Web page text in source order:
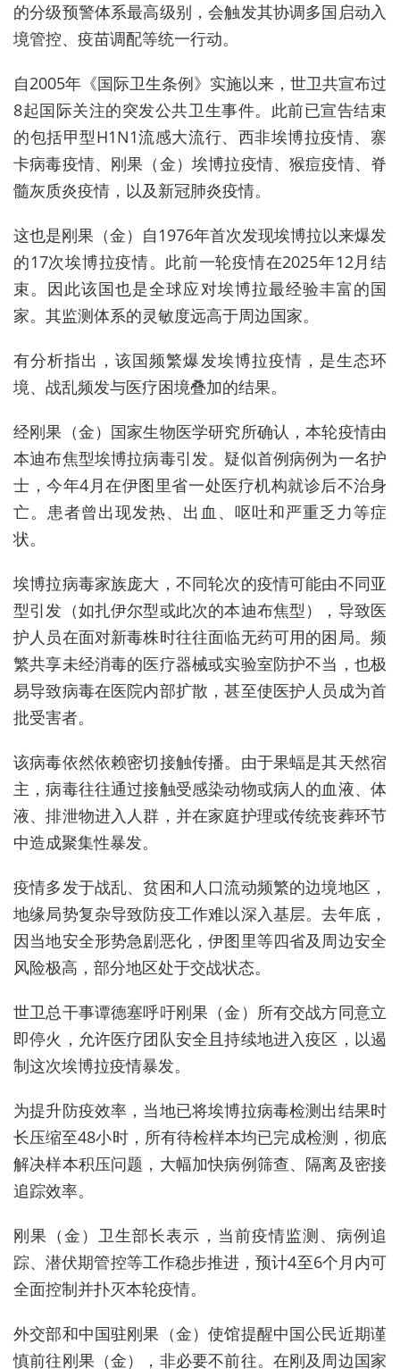
的分级预警体系最高级别，会触发其协调多国启动入
境管控、疫苗调配等统一行动。
自2005年《国际卫生条例》实施以来，世卫共宣布过
8起国际关注的突发公共卫生事件。此前已宣告结束
的包括甲型H1N1流感大流行、西非埃博拉疫情、寨
卡病毒疫情、刚果（金）埃博拉疫情、猴痘疫情、脊
髓灰质炎疫情，以及新冠肺炎疫情。
这也是刚果（金）自1976年首次发现埃博拉以来爆发
的17次埃博拉疫情。此前一轮疫情在2025年12月结
束。因此该国也是全球应对埃博拉最经验丰富的国
家。其监测体系的灵敏度远高于周边国家。
有分析指出，该国频繁爆发埃博拉疫情，是生态环
境、战乱频发与医疗困境叠加的结果。
经刚果（金）国家生物医学研究所确认，本轮疫情由
本迪布焦型埃博拉病毒引发。疑似首例病例为一名护
士，今年4月在伊图里省一处医疗机构就诊后不治身
亡。患者曾出现发热、出血、呕吐和严重乏力等症
状。
埃博拉病毒家族庞大，不同轮次的疫情可能由不同亚
型引发（如扎伊尔型或此次的本迪布焦型），导致医
护人员在面对新毒株时往往面临无药可用的困局。频
繁共享未经消毒的医疗器械或实验室防护不当，也极
易导致病毒在医院内部扩散，甚至使医护人员成为首
批受害者。
该病毒依然依赖密切接触传播。由于果蝠是其天然宿
主，病毒往往通过接触受感染动物或病人的血液、体
液、排泄物进入人群，并在家庭护理或传统丧葬环节
中造成聚集性暴发。
疫情多发于战乱、贫困和人口流动频繁的边境地区，
地缘局势复杂导致防疫工作难以深入基层。去年底，
因当地安全形势急剧恶化，伊图里等四省及周边安全
风险极高，部分地区处于交战状态。
世卫总干事谭德塞呼吁刚果（金）所有交战方同意立
即停火，允许医疗团队安全且持续地进入疫区，以遏
制这次埃博拉疫情暴发。
为提升防疫效率，当地已将埃博拉病毒检测出结果时
长压缩至48小时，所有待检样本均已完成检测，彻底
解决样本积压问题，大幅加快病例筛查、隔离及密接
追踪效率。
刚果（金）卫生部长表示，当前疫情监测、病例追
踪、潜伏期管控等工作稳步推进，预计4至6个月内可
全面控制并扑灭本轮疫情。
外交部和中国驻刚果（金）使馆提醒中国公民近期谨
慎前往刚果（金），非必要不前往。在刚及周边国家